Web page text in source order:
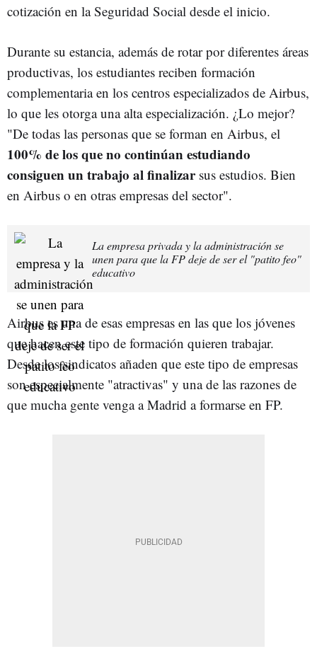
cotización en la Seguridad Social desde el inicio.
Durante su estancia, además de rotar por diferentes áreas
productivas, los estudiantes reciben formación
complementaria en los centros especializados de Airbus,
lo que les otorga una alta especialización. ¿Lo mejor?
"De todas las personas que se forman en Airbus, el
100% de los que no continúan estudiando
consiguen un trabajo al finalizarsus estudios. Bien
en Airbus o en otras empresas del sector".
La empresa privada y la administración se
unen para que la FP deje de ser el "patito feo"
educativo
Airbus es una de esas empresas en las que los jóvenes
que hacen este tipo de formación quieren trabajar.
Desde los sindicatos añaden que este tipo de empresas
son especialmente "atractivas" y una de las razones de
que mucha gente venga a Madrid a formarse en FP.